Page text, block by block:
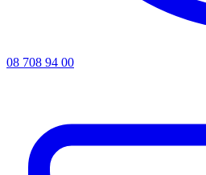
08 708 94 00